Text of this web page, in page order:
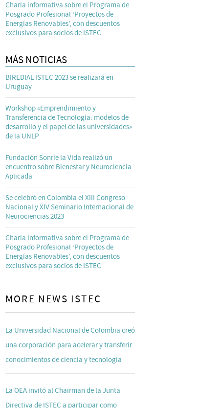
Charla informativa sobre el Programa de
Posgrado Profesional ‘Proyectos de
Energías Renovables’, con descuentos
exclusivos para socios de ISTEC
MÁS NOTICIAS
BIREDIAL ISTEC 2023 se realizará en
Uruguay
Workshop «Emprendimiento y
Transferencia de Tecnología: modelos de
desarrollo y el papel de las universidades»
de la UNLP
Fundación Sonríe la Vida realizó un
encuentro sobre Bienestar y Neurociencia
Aplicada
Se celebró en Colombia el XIII Congreso
Nacional y XIV Seminario Internacional de
Neurociencias 2023
Charla informativa sobre el Programa de
Posgrado Profesional ‘Proyectos de
Energías Renovables’, con descuentos
exclusivos para socios de ISTEC
MORE NEWS ISTEC
La Universidad Nacional de Colombia creó
una corporación para acelerar y transferir
conocimientos de ciencia y tecnología
La OEA invitó al Chairman de la Junta
Directiva de ISTEC a participar como